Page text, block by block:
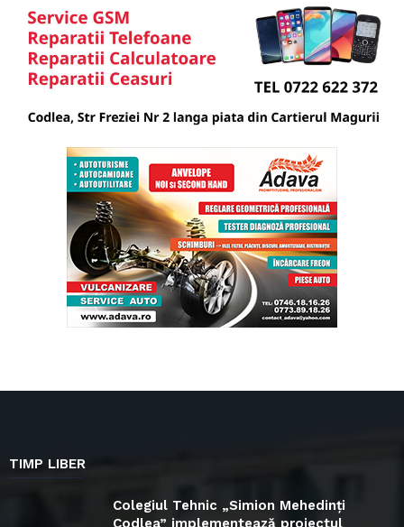
TIMP LIBER
Colegiul Tehnic „Simion Mehedinți
Codlea” implementează proiectul